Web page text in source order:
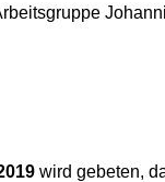
wird gebeten,